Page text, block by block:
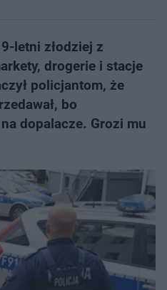
letni złodziej z
drogerie i stacje
policjantom, że
bo
dopalacze. Grozi mu